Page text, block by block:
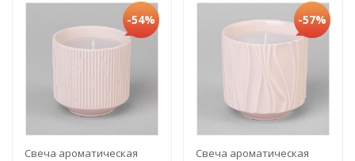
-54%
Свеча ароматическая
-57%
Свеча ароматическая